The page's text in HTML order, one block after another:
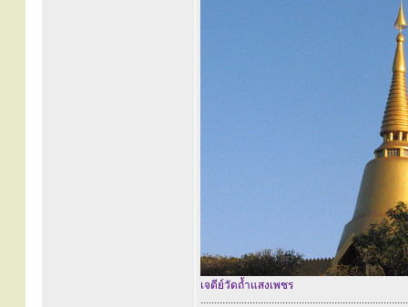
เจดีย์วัดถ้ำแสงเพชร
............................................................................